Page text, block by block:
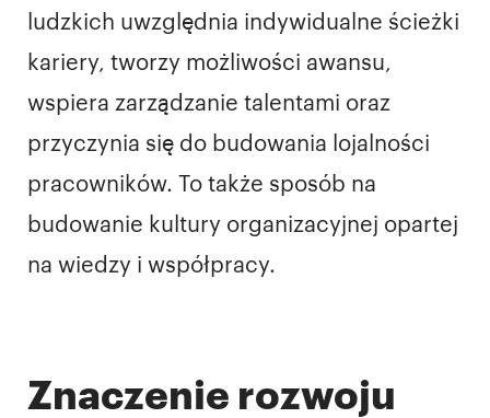
ludzkich uwzględnia indywidualne ścieżki
kariery, tworzy możliwości awansu,
wspiera zarządzanie talentami oraz
przyczynia się do budowania lojalności
pracowników. To także sposób na
budowanie kultury organizacyjnej opartej
na wiedzy i współpracy.
Znaczenie rozwoju